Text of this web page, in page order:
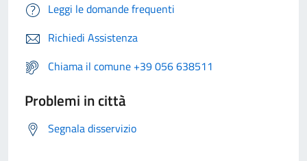
Leggi le domande frequenti
Richiedi Assistenza
Chiama il comune +39 056 638511
Problemi in città
Segnala disservizio